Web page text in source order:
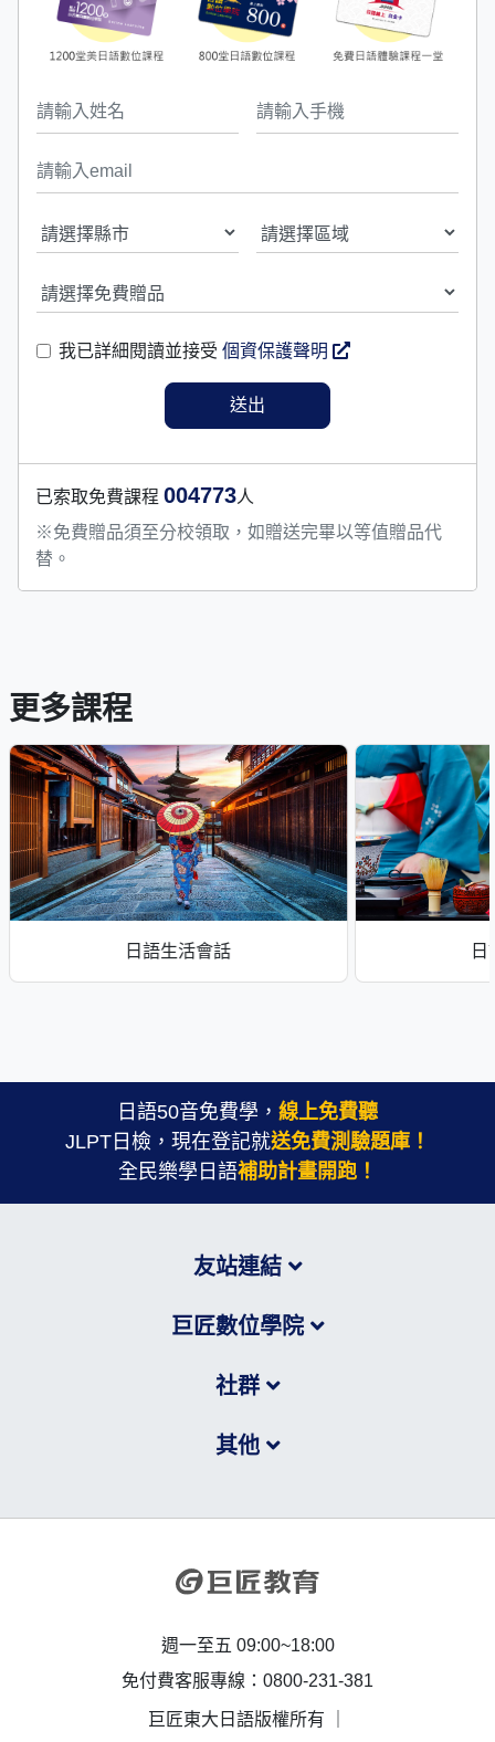
我已詳細閱讀並接受 個資保護聲明
已索取免費課程 004773人
※免費贈品須至分校領取，如贈送完畢以等值贈品代
替。
更多課程
日語生活會話
日語50音免費學， 線上免費聽
JLPT日檢，現在登記就送免費測驗題庫！
全民樂學日語補助計畫開跑！
友站連結
巨匠數位學院
社群
其他
週一至五 09:00~18:00
免付費客服專線：0800-231-381
巨匠東大日語版權所有 ｜